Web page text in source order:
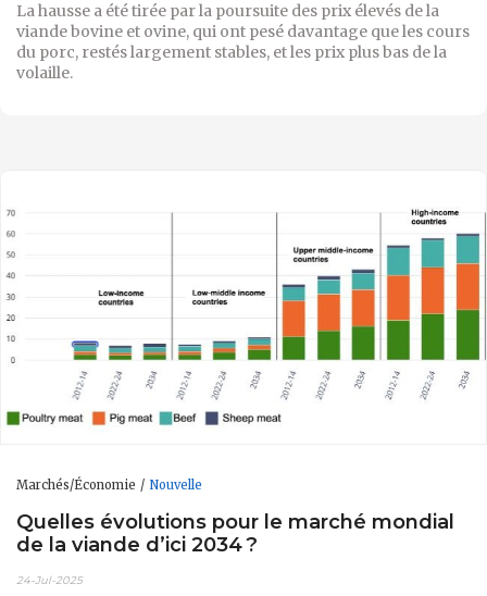
La hausse a été tirée par la poursuite des prix élevés de la
viande bovine et ovine, qui ont pesé davantage que les cours
du porc, restés largement stables, et les prix plus bas de la
volaille.
Marchés/Économie Nouvelle
Quelles évolutions pour le marché mondial
de la viande d’ici 2034 ?
24-Jul-2025